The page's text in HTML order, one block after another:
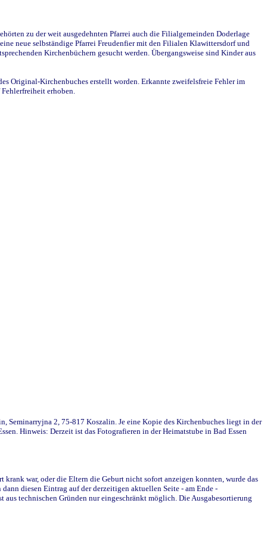
zu der weit ausgedehnten Pfarrei auch die Filialgemeinden Doderlage
neue selbständige Pfarrei Freudenfier mit den Filialen Klawittersdorf und
Kirchenbüchern gesucht werden. Übergangsweise sind Kinder aus
Original-Kirchenbuches erstellt worden. Erkannte zweifelsfreie Fehler im
erhoben.
2, 75-817 Koszalin. Je eine Kopie des Kirchenbuches liegt in der
Hinweis: Derzeit ist das Fotografieren in der Heimatstube in Bad Essen
war, oder die Eltern die Geburt nicht sofort anzeigen konnten, wurde das
diesen Eintrag auf der derzeitigen aktuellen Seite - am Ende -
technischen Gründen nur eingeschränkt möglich. Die Ausgabesortierung